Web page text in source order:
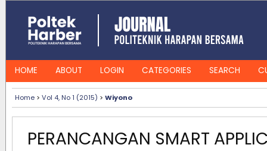
HOME ABOUT LOGIN CATEGORIES SEARCH
Home> Vol 4, No 1 (2015) > Wiyono
PERANCANGAN SMART